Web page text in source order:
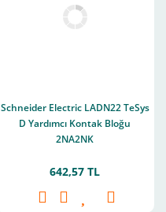
Schneider Electric LADN22 TeSys
D Yardımcı Kontak Bloğu
2NA2NK
642,57 TL